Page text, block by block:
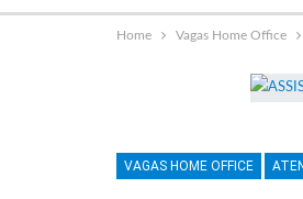
Home Vagas Home Office
VAGAS HOME OFFICE